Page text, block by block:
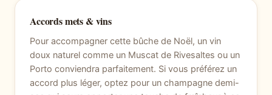
Accords mets & vins
Pour accompagner cette bûche de Noël, un vin
doux naturel comme un Muscat de Rivesaltes ou un
Porto conviendra parfaitement. Si vous préférez un
accord plus léger, optez pour un champagne demi-